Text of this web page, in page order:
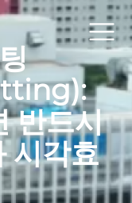
반드시
시각효